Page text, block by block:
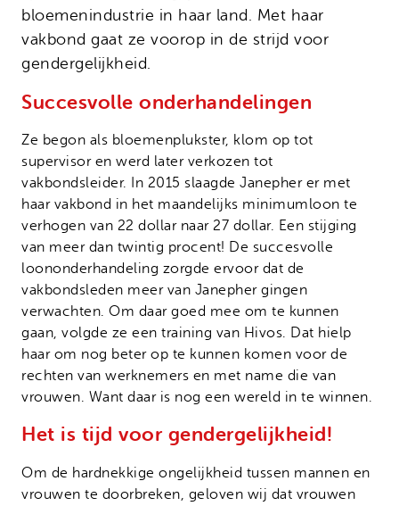
bloemenindustrie in haar land. Met haar
vakbond gaat ze voorop in de strijd voor
gendergelijkheid.
Succesvolle onderhandelingen
Ze begon als bloemenplukster, klom op tot
supervisor en werd later verkozen tot
vakbondsleider. In 2015 slaagde Janepher er met
haar vakbond in het maandelijks minimumloon te
verhogen van 22 dollar naar 27 dollar. Een stijging
van meer dan twintig procent! De succesvolle
loononderhandeling zorgde ervoor dat de
vakbondsleden meer van Janepher gingen
verwachten. Om daar goed mee om te kunnen
gaan, volgde ze een training van Hivos. Dat hielp
haar om nog beter op te kunnen komen voor de
rechten van werknemers en met name die van
vrouwen. Want daar is nog een wereld in te winnen.
Het is tijd voor gendergelijkheid!
Om de hardnekkige ongelijkheid tussen mannen en
vrouwen te doorbreken, geloven wij dat vrouwen